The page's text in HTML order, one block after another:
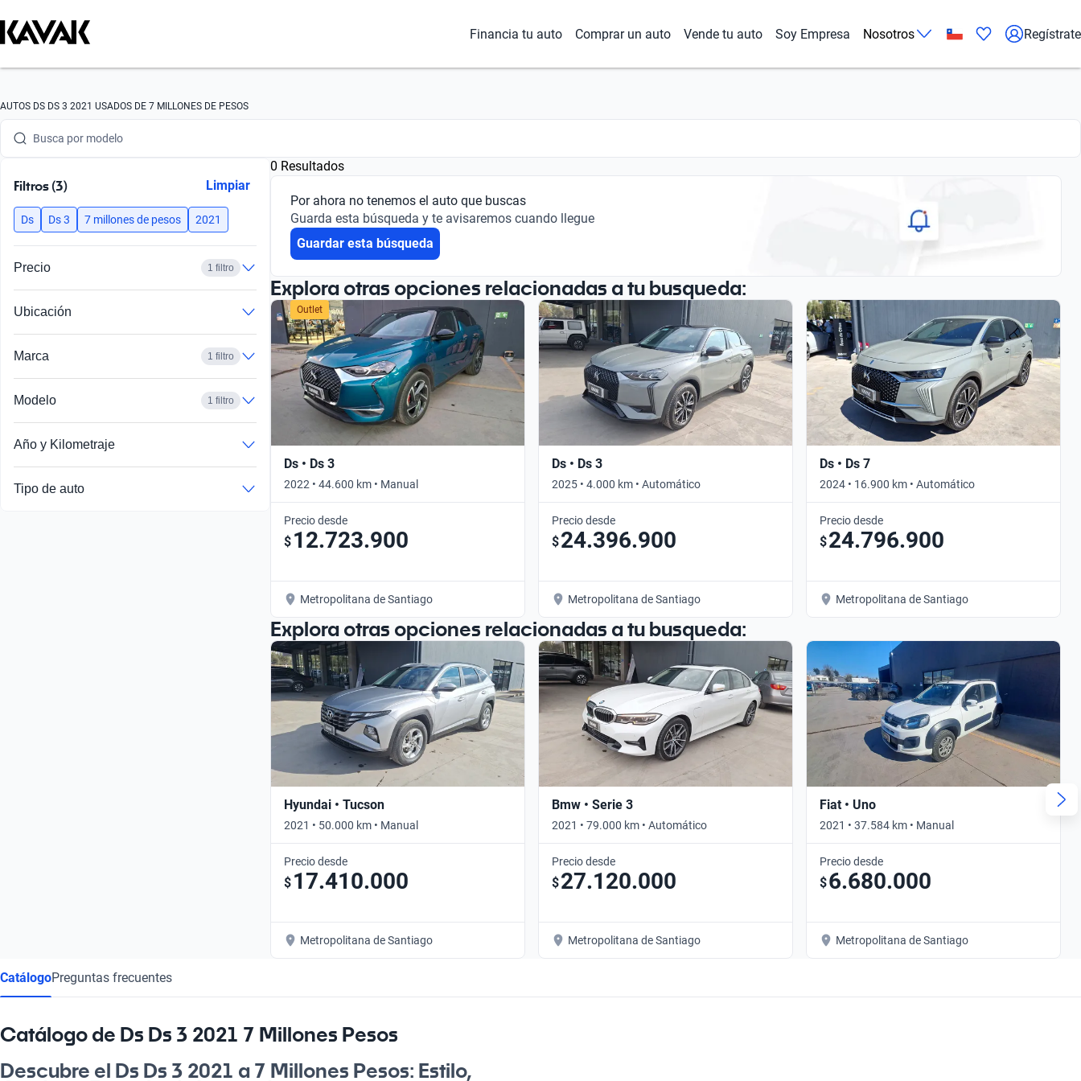
Financia tu auto Comprar un auto Vende tu auto Soy Empresa Nosotros Regístrate
AUTOS DS DS 3 2021 USADOS DE 7 MILLONES DE PESOS
Busca por marca
Busca por modelo
Busca por año
Busca por marca
Busca por versión
Busca por año
Filtros (3) Limpiar
Ds Ds 3 7 millones de pesos 2021
Precio 1 filtro
Ubicación
Marca 1 filtro
Modelo 1 filtro
Año y Kilometraje
Tipo de auto
0 Resultados
Por ahora no tenemos el auto que buscas
Guarda esta búsqueda y te avisaremos cuando llegue
Guardar esta búsqueda
Explora otras opciones relacionadas a tu busqueda:
Outlet
Ds • Ds 3
2022 • 44.600 km • Manual
Precio desde
$ 12.723.900
Metropolitana de Santiago
Ds • Ds 3
2025 • 4.000 km • Automático
Precio desde
$24.396.900
Metropolitana de Santiago
Ds • Ds 7
2024 • 16.900 km • Automático
Precio desde
$24.796.900
Metropolitana de Santiago
Explora otras opciones relacionadas a tu busqueda:
Hyundai • Tucson
2021 • 50.000 km • Manual
Precio desde
$ 17.410.000
Metropolitana de Santiago
Bmw • Serie 3
2021 • 79.000 km • Automático
Precio desde
$27.120.000
Metropolitana de Santiago
Fiat • Uno
2021 • 37.584 km • Manual
Precio desde
$6.680.000
Metropolitana de Santiago
CatálogoPreguntas frecuentes
Catálogo de Ds Ds 3 2021 7 Millones Pesos
Descubre el Ds Ds 3 2021 a 7 Millones Pesos: Estilo,